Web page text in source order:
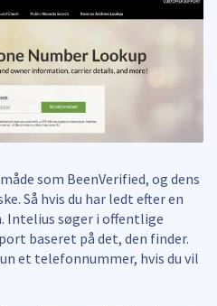
som BeenVerified, og dens
Så hvis du har ledt efter en
Intelius søger i offentlige
baseret på det, den finder.
et telefonnummer, hvis du vil